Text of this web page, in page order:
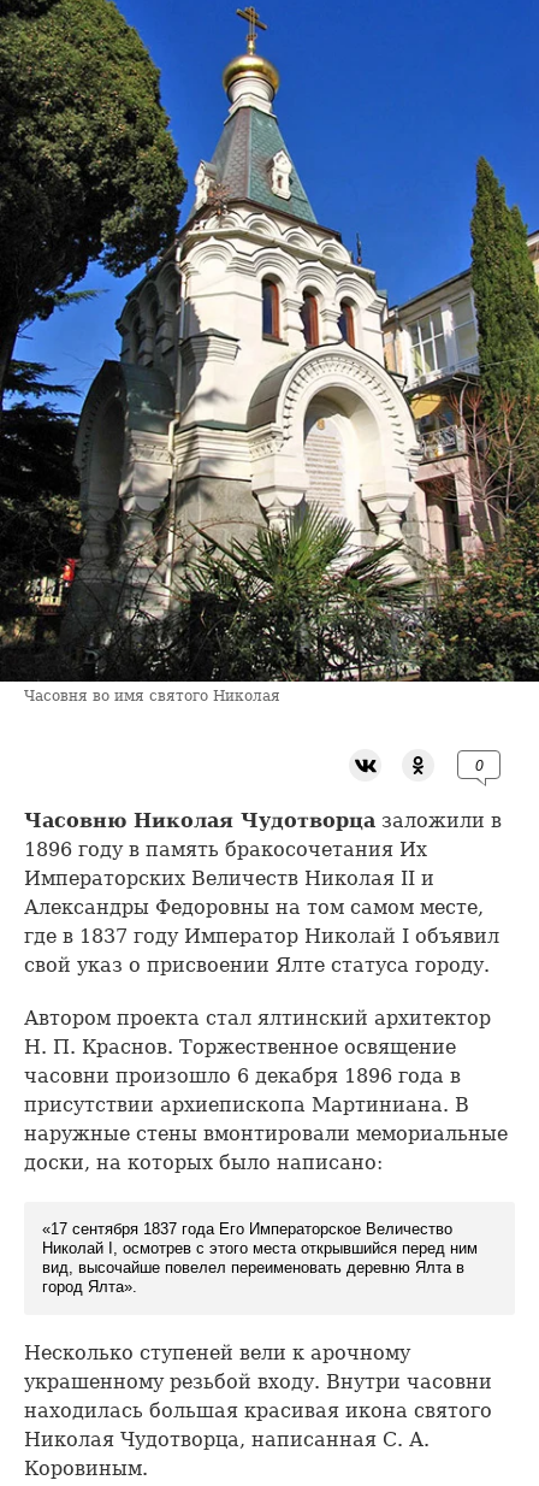
Часовня во имя святого Николая
0
Часовню Николая Чудотворца заложили в
1896 году в память бракосочетания Их
Императорских Величеств Николая II и
Александры Федоровны на том самом месте,
где в 1837 году Император Николай I объявил
свой указ о присвоении Ялте статуса городу.
Автором проекта стал ялтинский архитектор
Н. П. Краснов. Торжественное освящение
часовни произошло 6 декабря 1896 года в
присутствии архиепископа Мартиниана. В
наружные стены вмонтировали мемориальные
доски, на которых было написано:
«17 сентября 1837 года Его Императорское Величество
Николай I, осмотрев с этого места открывшийся перед ним
вид, высочайше повелел переименовать деревню Ялта в
город Ялта».
Несколько ступеней вели к арочному
украшенному резьбой входу. Внутри часовни
находилась большая красивая икона святого
Николая Чудотворца, написанная С. А.
Коровиным.